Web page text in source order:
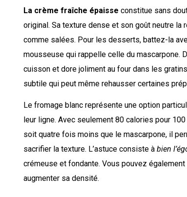
La crème fraîche épaisse constitue sans
original. Sa texture dense et son goût neutre
comme salées. Pour les desserts, battez-la
mousseuse qui rappelle celle du mascarpone.
cuisson et dore joliment au four dans les
subtile qui peut même rehausser certaines
Le fromage blanc représente une option
leur ligne. Avec seulement 80 calories pour
soit quatre fois moins que le mascarpone, il
sacrifier la texture. L’astuce consiste à bien
crémeuse et fondante. Vous pouvez
augmenter sa densité.